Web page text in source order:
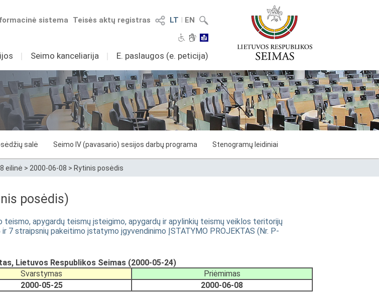
LT I EN
Teisės aktų registras
sistema
I Seimo kanceliarija I E. paslaugos (e. peticija)
salė Seimo IV (pavasario) sesijos darbų programa Stenogramų leidiniai
8 eilinė > 2000-06-08 > Rytinis posėdis
posėdis)
apygardų teismų įsteigimo, apygardų ir apylinkių teismų veiklos teritorijų
straipsnių pakeitimo įstatymo įgyvendinimo ĮSTATYMO PROJEKTAS (Nr. P-
Lietuvos Respublikos Seimas (2000-05-24)
Svarstymas
Priėmimas
2000-05-25 2000-06-08